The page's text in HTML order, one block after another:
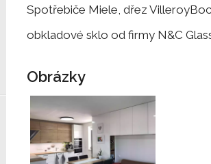
Spotřebiče Miele, dřez
obkladové sklo od firmy N&C
Obrázky